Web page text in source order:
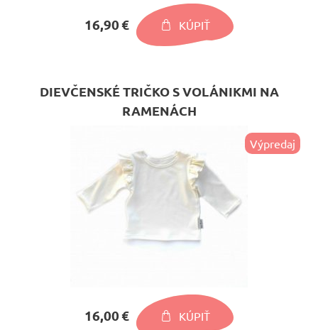
16,90 € KÚPIŤ
DIEVČENSKÉ TRIČKO S VOLÁNIKMI NA
RAMENÁCH
Výpredaj
16,00 € KÚPIŤ